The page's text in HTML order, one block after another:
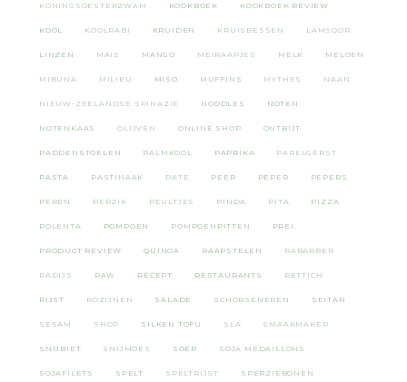
KONINGSOESTERZWAM KOOKBOEK KOOKBOEK REVIEW
KOOL KOOLRABI KRUIDEN KRUISBESSEN LAMSOOR
LINZEN MAIS MANGO MEIRAAPJES MELK MELOEN
MIBUNA MILIEU MISO MUFFINS MYTHES NAAN
NIEUW-ZEELANDSE SPINAZIE NOODLES NOTEN
NOTENKAAS OLIJVEN ONLINE SHOP ONTBIJT
PADDENSTOELEN PALMKOOL PAPRIKA PARELGERST
PASTA PASTINAAK PATE PEER PEPER PEPERS
PEREN PERZIK PEULTJES PINDA PITA PIZZA
POLENTA POMPOEN POMPOENPITTEN PREI
PRODUCT REVIEW QUINOA RAAPSTELEN RABARBER
RADIJS RAW RECEPT RESTAURANTS RETTICH
RIJST ROZIJNEN SALADE SCHORSENEREN SEITAN
SESAM SHOP SILKEN TOFU SLA SMAAKMAKER
SNIJBIET SNIJMOES SOEP SOJA MEDAILLONS
SOJAFILETS SPELT SPELTRIJST SPERZIEBONEN